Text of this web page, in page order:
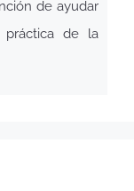
de ayudar
de la